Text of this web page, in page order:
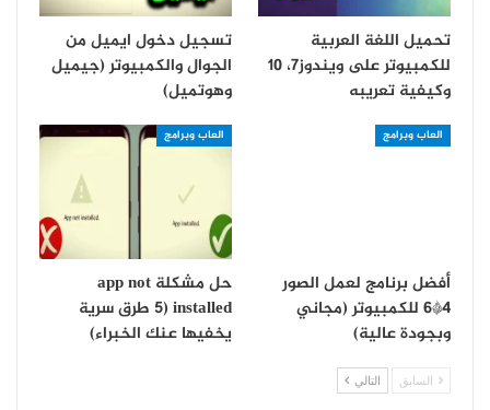
تحميل اللغة العربية
للكمبيوتر على ويندوز7، 10
وكيفية تعريبه
تسجيل دخول ايميل من
الجوال والكمبيوتر (جيميل
وهوتميل)
العاب وبرامج
أفضل برنامج لعمل الصور
4*6 للكمبيوتر (مجاني
وبجودة عالية)
العاب وبرامج
حل مشكلة app not
installed (5 طرق سرية
يخفيها عنك الخبراء)
السابق التالي